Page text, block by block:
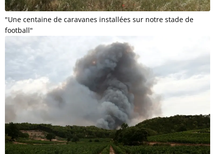
"Une centaine de caravanes installées sur notre stade de
football"